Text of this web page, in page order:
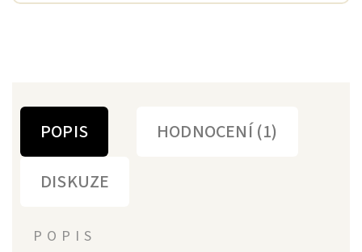
POPIS
HODNOCENÍ (1)
DISKUZE
POPIS